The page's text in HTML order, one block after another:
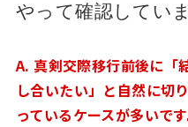
やって確認してい
A. 真剣交際移行前後に「
し合いたい」と自然に切
っているケースが多いです